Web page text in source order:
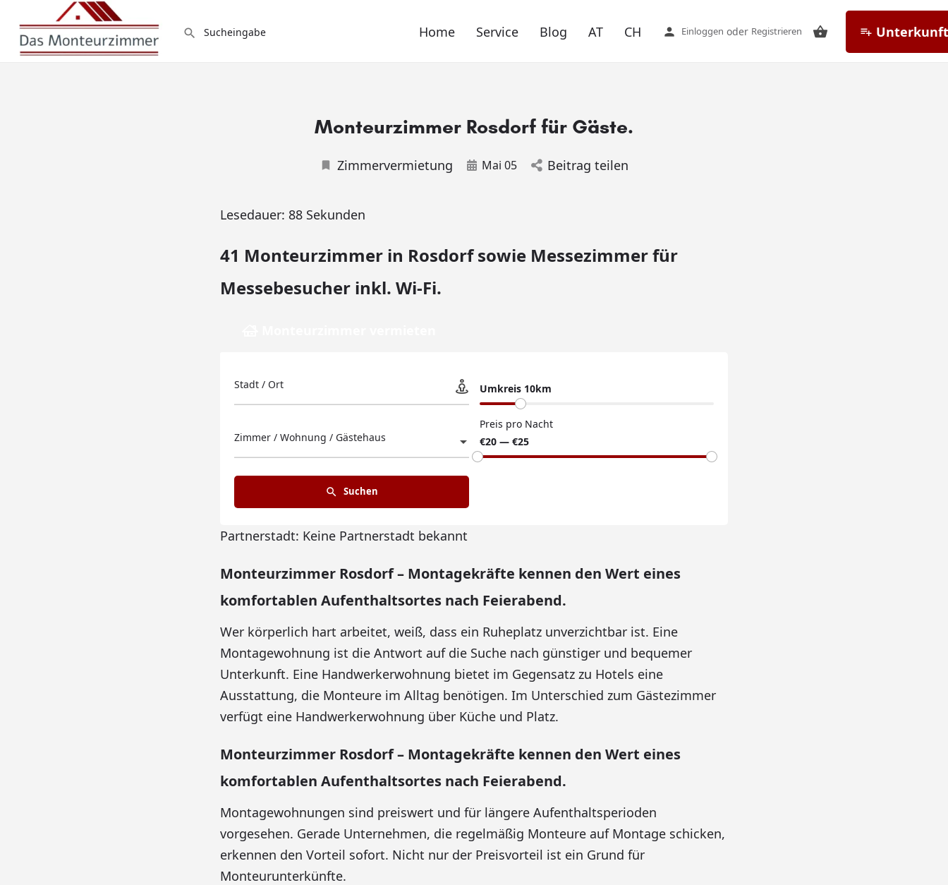
Home Service Blog AT CH Einloggen oder Registrieren
Monteurzimmer Rosdorf für Gäste.
Zimmervermietung Mai 05 Beitrag teilen
Lesedauer: 88 Sekunden
41 Monteurzimmer in Rosdorf sowie Messezimmer für
Messebesucher inkl. Wi-Fi.
Stadt / Ort Umkreis 10km
Zimmer / Wohnung / Gästehaus
Preis pro Nacht
€20 — €25
Suchen
Partnerstadt: Keine Partnerstadt bekannt
Monteurzimmer Rosdorf – Montagekräfte kennen den Wert eines
komfortablen Aufenthaltsortes nach Feierabend.
Wer körperlich hart arbeitet, weiß, dass ein Ruheplatz unverzichtbar ist. Eine
Montagewohnung ist die Antwort auf die Suche nach günstiger und bequemer
Unterkunft. Eine Handwerkerwohnung bietet im Gegensatz zu Hotels eine
Ausstattung, die Monteure im Alltag benötigen. Im Unterschied zum Gästezimmer
verfügt eine Handwerkerwohnung über Küche und Platz.
Monteurzimmer Rosdorf – Montagekräfte kennen den Wert eines
komfortablen Aufenthaltsortes nach Feierabend.
Montagewohnungen sind preiswert und für längere Aufenthaltsperioden
vorgesehen. Gerade Unternehmen, die regelmäßig Monteure auf Montage schicken,
erkennen den Vorteil sofort. Nicht nur der Preisvorteil ist ein Grund für
Monteurunterkünfte.